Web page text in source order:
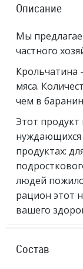
Описание
Мы
частного
Крольчатина
мяса.
чем в
Этот продукт
продуктах:
людей
рацион этот
вашего
Состав